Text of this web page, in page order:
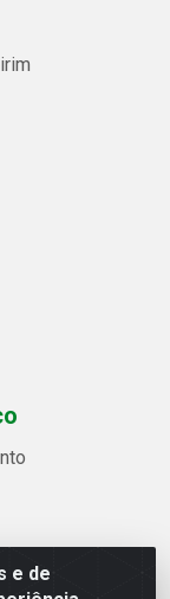
e de
2521 -